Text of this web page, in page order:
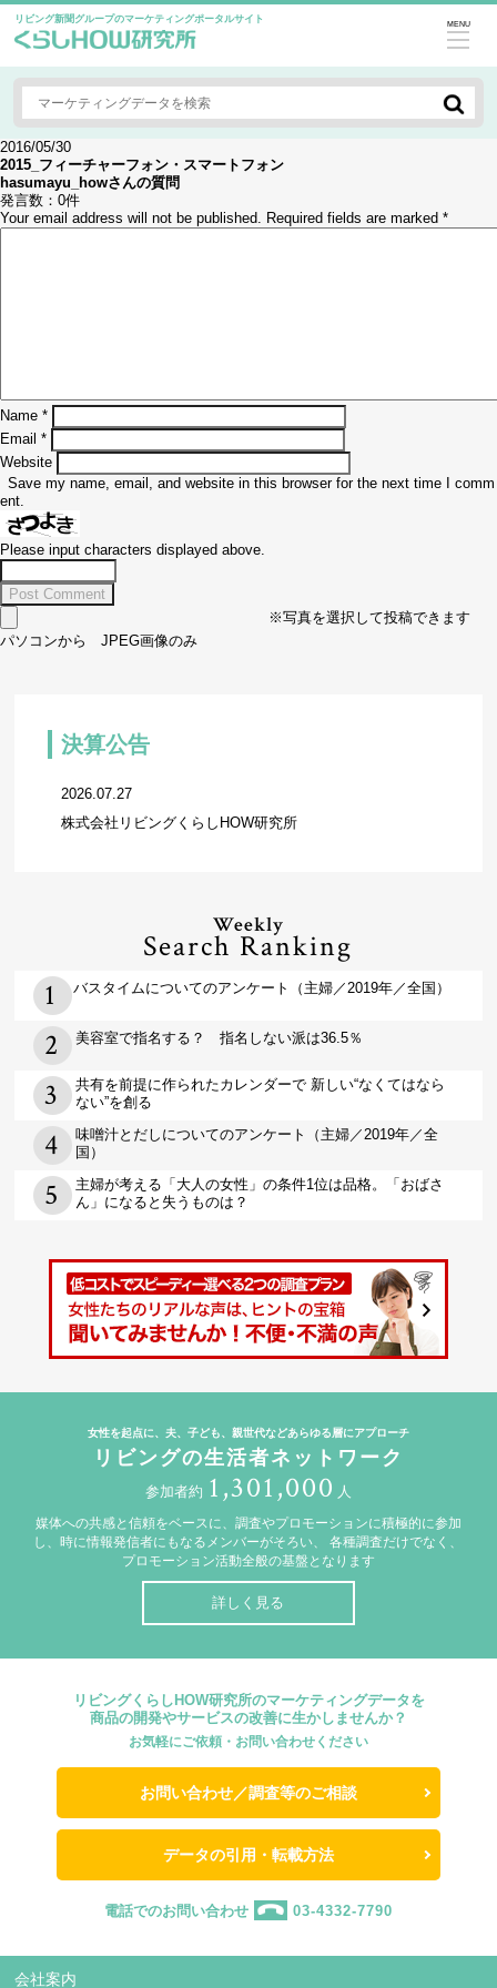
リビング新聞グループのマーケティングポータルサイト MENU
2016/05/30
2015_フィーチャーフォン・スマートフォン
hasumayu_howさんの質問
発言数： 0件
Your email address will not be published. Required fields are marked *
Name *
Email *
Website
Save my name, email, and website in this browser for the next time I comm
ent.
Please input characters displayed above.
※写真を選択して投稿できます
パソコンから JPEG画像のみ
決算公告
2026.07.27
株式会社リビングくらしHOW研究所
Weekly
Search Ranking
バスタイムについてのアンケート（主婦／2019年／全国）
美容室で指名する？ 指名しない派は36.5％
共有を前提に作られたカレンダーで 新しい“なくてはなら
ない”を創る
味噌汁とだしについてのアンケート（主婦／2019年／全
国）
主婦が考える「大人の女性」の条件1位は品格。「おばさ
ん」になると失うものは？
女性を起点に、夫、子ども、親世代などあらゆる層にアプローチ
リビングの生活者ネットワーク
参加者約 1,301,000 人
媒体への共感と信頼をベースに、調査やプロモーションに積極的に参加
し、時に情報発信者にもなるメンバーがそろい、
各種調査だけでなく、
プロモーション活動全般の基盤となります
詳しく見る
リビングくらしHOW研究所のマーケティングデータを
商品の開発やサービスの改善に生かしませんか？
お気軽にご依頼・お問い合わせください
お問い合わせ／調査等のご相談
データの引用・転載方法
電話でのお問い合わせ 03-4332-7790
会社案内